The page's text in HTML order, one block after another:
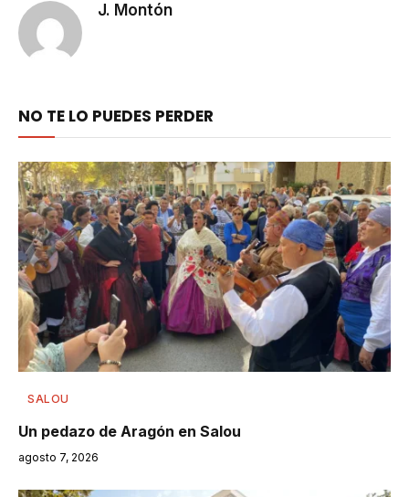
J. Montón
NO TE LO PUEDES PERDER
SALOU
Un pedazo de Aragón en Salou
agosto 7, 2026